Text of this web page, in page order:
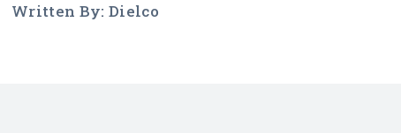
Written By: Dielco